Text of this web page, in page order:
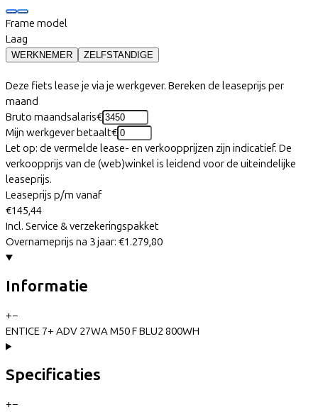
Frame model
Laag
WERKNEMER ZELFSTANDIGE
Deze fiets lease je via je werkgever. Bereken de leaseprijs per
maand
Bruto maandsalaris€
Mijn werkgever betaalt€
Let op: de vermelde lease- en verkoopprijzen zijn indicatief. De
verkoopprijs van de (web)winkel is leidend voor de uiteindelijke
leaseprijs.
Leaseprijs p/m vanaf
€145,44
Incl. Service & verzekeringspakket
Overnameprijs na 3 jaar: €1.279,80
Informatie
+−
ENTICE 7+ ADV 27WA M50 F BLU2 800WH
Specificaties
+−